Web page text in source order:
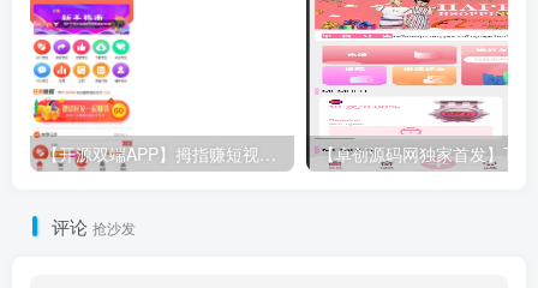
【开源双端APP】拇指赚短视频任务平台源码｜关注点赞+秒提现｜微信支付宝双支付｜卓创源码网独家
评论 抢沙发